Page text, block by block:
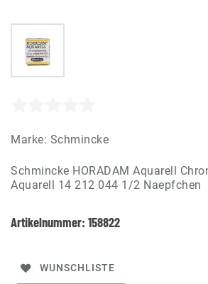
Marke: Schmincke
Schmincke HORADAM Aquarell
Aquarell 14 212 044 1/2 Naepfchen
Artikelnummer: 158822
WUNSCHLISTE